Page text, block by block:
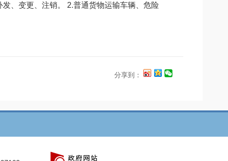
、变更、注销。 2.普通货物运输车辆、危险
分享到：